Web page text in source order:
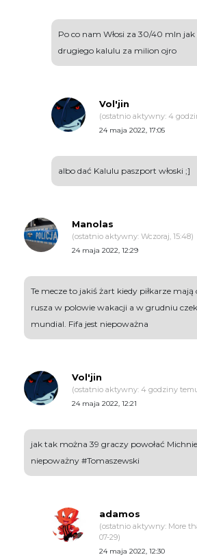
Po co nam Włosi za 30/40 mln
drugiego kalulu za milion ojro
Vol'jin
(ostatnio aktywny: 4
24 maja 2022, 17:05
albo dać Kalulu paszport włoski ;]
Manolas
(ostatnio aktywny: Wczoraj, 15:48)
24 maja 2022, 12:29
Te mecze to jakiś żart kiedy piłkarze mają
rusza w polowie wakacji a w grudniu
mundial. Fifa jest niepoważna
Vol'jin
(ostatnio aktywny: 4 godziny
24 maja 2022, 12:21
jak tak można 39 graczy powołać
niepoważny #Tomaszewski
adamos
(ostatnio aktywny: More
07-29)
24 maja 2022, 12:30